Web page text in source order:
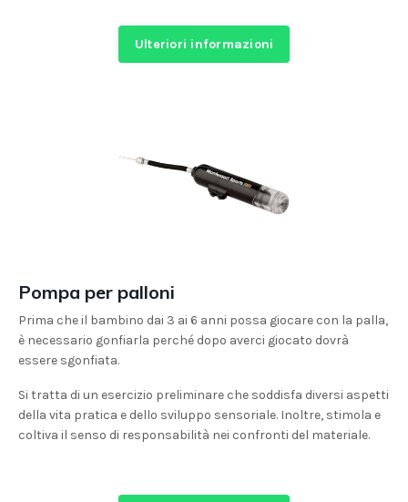
Ulteriori informazioni
Pompa per palloni
Prima che il bambino dai 3 ai 6 anni possa giocare con la palla,
è necessario gonfiarla perché dopo averci giocato dovrà
essere sgonfiata.
Si tratta di un esercizio preliminare che soddisfa diversi aspetti
della vita pratica e dello sviluppo sensoriale. Inoltre, stimola e
coltiva il senso di responsabilità nei confronti del materiale.